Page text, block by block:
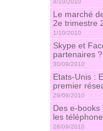
4/10/2010
Le marché
2e trimestre
1/10/2010
Skype et
partenaires ?
30/09/2010
Etats-Unis :
premier
29/09/2010
Des e-books
les
28/09/2010